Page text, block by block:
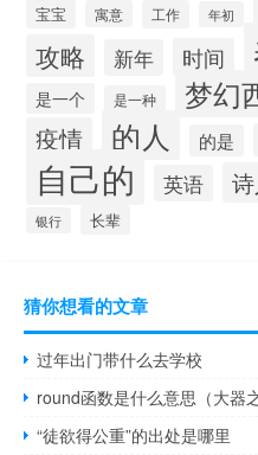
宝宝 寓意 工作 年初
攻略 新年 时间
是一个 是一种 梦幻
疫情 的人 的是
自己的 英语
银行 长辈
猜你想看的文章
过年出门带什么去学校
round函数是什么意思（大器
“徒欲得公重”的出处是哪里